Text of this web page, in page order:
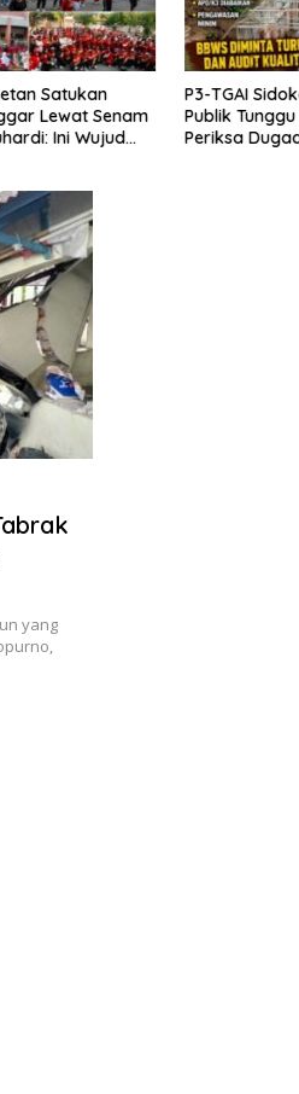
Satukan
Lewat Senam
Ini Wujud
P3-TGAI
Publik Tunggu
Periksa
yang